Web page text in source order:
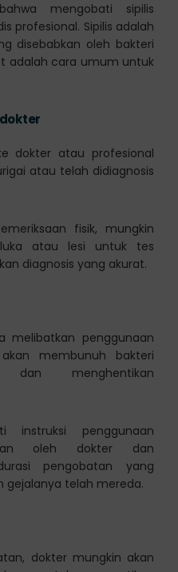
mengobati sipilis
profesional. Sipilis adalah
disebabkan oleh bakteri
adalah cara umum untuk
dokter atau profesional
atau telah didiagnosis
fisik, mungkin
atau lesi untuk tes
diagnosis yang akurat.
melibatkan penggunaan
membunuh bakteri
dan menghentikan
instruksi penggunaan
oleh dokter dan
pengobatan yang
gejalanya telah mereda.
dokter mungkin akan